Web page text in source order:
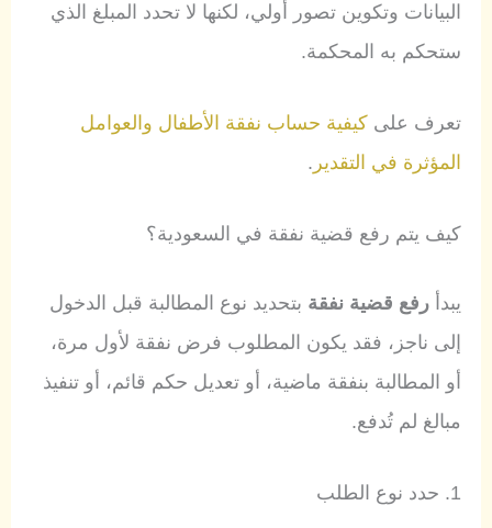
البيانات وتكوين تصور أولي، لكنها لا تحدد المبلغ الذي
ستحكم به المحكمة.
تعرف على كيفية حساب نفقة الأطفال والعوامل
المؤثرة في التقدير .
كيف يتم رفع قضية نفقة في السعودية؟
يبدأ رفع قضية نفقة بتحديد نوع المطالبة قبل الدخول
إلى ناجز، فقد يكون المطلوب فرض نفقة لأول مرة،
أو المطالبة بنفقة ماضية، أو تعديل حكم قائم، أو تنفيذ
مبالغ لم تُدفع.
1. حدد نوع الطلب